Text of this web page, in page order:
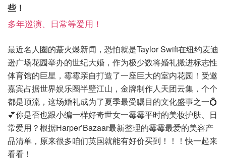
些！
多年巡演、日常等爱用！
最近名人圈的蕞火爆新闻，恐怕就是Taylor Swift在纽约麦迪
逊广场花园举办的世纪大婚，作为极少数将婚礼搬进标志性
体育馆的巨星，霉霉亲自打造了一座巨大的室内花园！受邀
嘉宾占据世界娱乐圈半壁江山，金牌制作人天团云集，个个
都是顶流，这场婚礼成为了夏季最受瞩目的文化盛事之一💍
💕你是否也跟小编一样好奇世女一霉霉平时的美妆护肤、日
常爱用？根据Harper’Bazaar最新整理的霉霉最爱的美容产
品清单，原来很多咱们英国就能有好价买到！！！快一起来
看看！